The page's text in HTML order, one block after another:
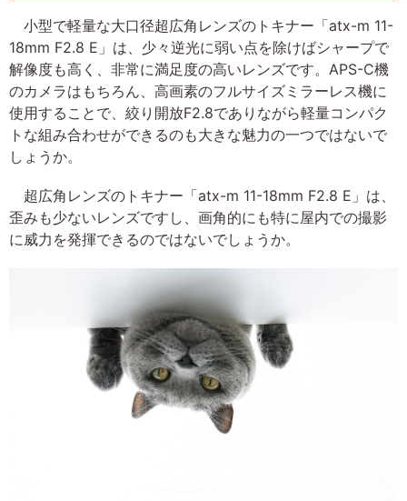
小型で軽量な大口径超広角レンズのトキナー「atx-m 11-
18mm F2.8 E」は、少々逆光に弱い点を除けばシャープで
解像度も高く、非常に満足度の高いレンズです。APS-C機
のカメラはもちろん、高画素のフルサイズミラーレス機に
使用することで、絞り開放F2.8でありながら軽量コンパク
トな組み合わせができるのも大きな魅力の一つではないで
しょうか。
超広角レンズのトキナー「atx-m 11-18mm F2.8 E」は、
歪みも少ないレンズですし、画角的にも特に屋内での撮影
に威力を発揮できるのではないでしょうか。